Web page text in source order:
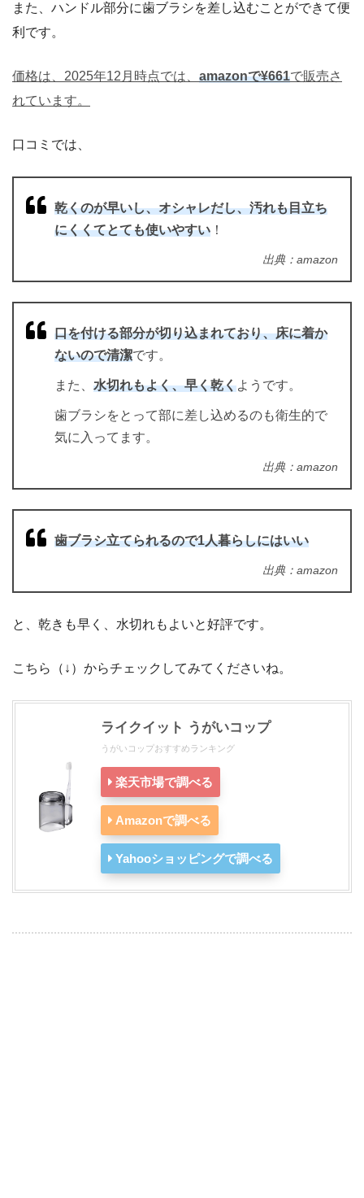
また、ハンドル部分に歯ブラシを差し込むことができて便
利です。
価格は、2025年12月時点では、 amazonで¥661で販売さ
れています。
口コミでは、
乾くのが早いし、オシャレだし、汚れも目立ち
にくくてとても使いやすい ！
出典：amazon
口を付ける部分が切り込まれており、床に着か
ないので清潔です。
また、 水切れもよく、早く乾くようです。
歯ブラシをとって部に差し込めるのも衛生的で
気に入ってます。
出典：amazon
歯ブラシ立てられるので1人暮らしにはいい
出典：amazon
と、乾きも早く、水切れもよいと好評です。
こちら（↓）からチェックしてみてくださいね。
ライクイット うがいコップ
うがいコップおすすめランキング
楽天市場で調べる
Amazonで調べる
Yahooショッピングで調べる